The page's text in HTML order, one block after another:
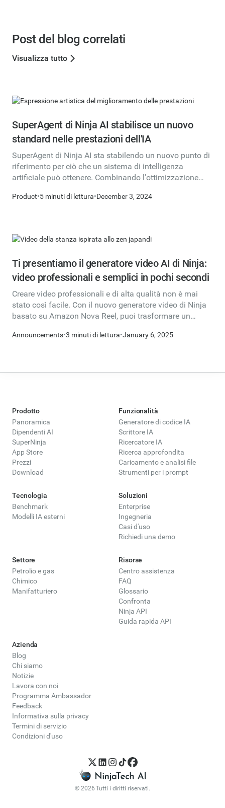
Post del blog correlati
Visualizza tutto
SuperAgent di Ninja AI stabilisce un nuovo
standard nelle prestazioni dell'IA
SuperAgent di Ninja AI sta stabilendo un nuovo punto di
riferimento per ciò che un sistema di intelligenza
artificiale può ottenere. Combinando l'ottimizzazione
l'orchestrazione multimodello e il perfezionamento
4o, Gemini 1.5 Pro e Claude Sonnet 3.5.
Product•5 minuti di lettura•December 3, 2024
Ti presentiamo il generatore video AI di Ninja:
video professionali e semplici in pochi secondi
Creare video professionali e di alta qualità non è mai
stato così facile. Con il nuovo generatore video di Ninja
basato su Amazon Nova Reel, puoi trasformare un
creando contenuti per social media, presentazioni o
elevati costi di produzione.
Announcements•3 minuti di lettura•January 6, 2025
Prodotto
Panoramica
Dipendenti AI
SuperNinja
App Store
Prezzi
Download
Funzionalità
Generatore di codice IA
Scrittore IA
Ricercatore IA
Ricerca approfondita
Caricamento e analisi file
Strumenti per i prompt
Tecnologia
Benchmark
Modelli IA esterni
Soluzioni
Enterprise
Ingegneria
Casi d'uso
Richiedi una demo
Settore
Petrolio e gas
Chimico
Manifatturiero
Risorse
Centro assistenza
FAQ
Glossario
Confronta
Ninja API
Guida rapida API
Azienda
Blog
Chi siamo
Notizie
Lavora con noi
Programma Ambassador
Feedback
Informativa sulla privacy
Termini di servizio
Condizioni d'uso
© 2026 Tutti i diritti riservati.